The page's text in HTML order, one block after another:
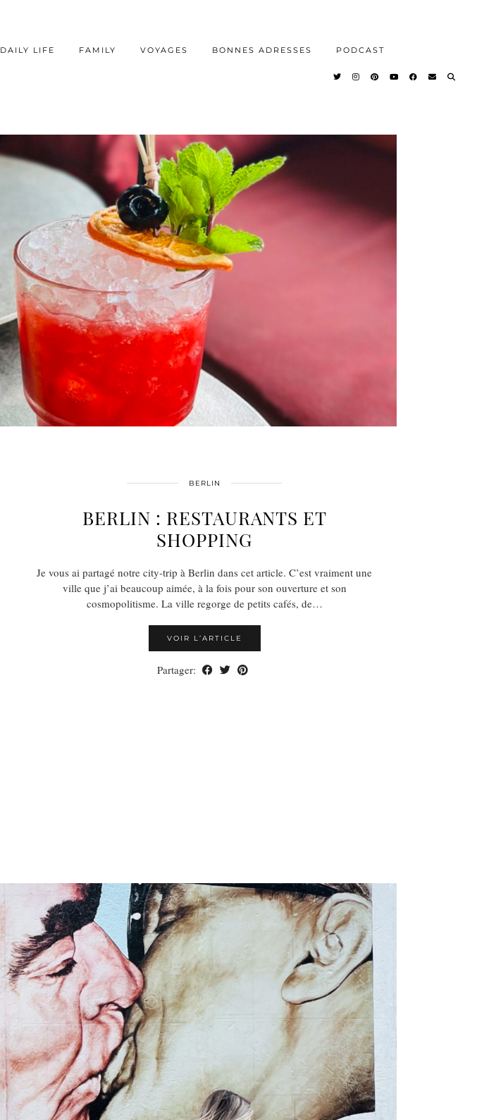
DAILY LIFE FAMILY VOYAGES BONNES ADRESSES PODCAST
BERLIN
BERLIN : RESTAURANTS ET
SHOPPING
Je vous ai partagé notre city-trip à Berlin dans cet article. C’est vraiment une
ville que j’ai beaucoup aimée, à la fois pour son ouverture et son
cosmopolitisme. La ville regorge de petits cafés, de…
VOIR L’ARTICLE
Partager: